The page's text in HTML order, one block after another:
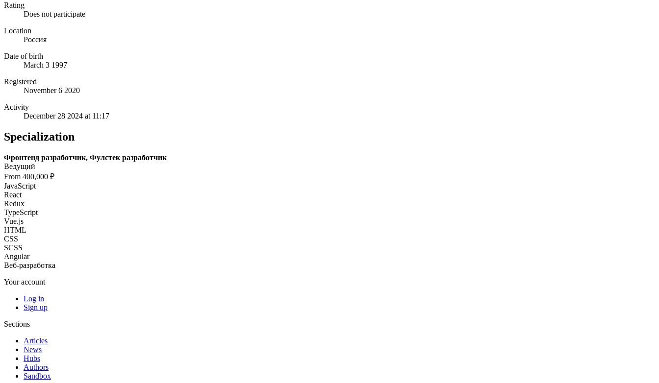
Rating
Does not participate
Location
Россия
Date of birth
March 3 1997
Registered
November 6 2020
Activity
December 28 2024 at 11:17
Specialization
Фронтенд разработчик, Фулстек разработчик
Ведущий
From 400,000 ₽
JavaScript
React
Redux
TypeScript
Vue.js
HTML
CSS
SCSS
Angular
Веб-разработка
Your account
Log in
Sign up
Sections
Articles
News
Hubs
Authors
Sandbox